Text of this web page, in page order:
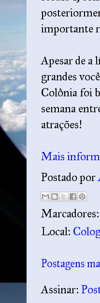
importante
Apesar de a
grandes
Colônia foi
semana
atrações!
Mais
Postado por
Local:
Postagens
Assinar: